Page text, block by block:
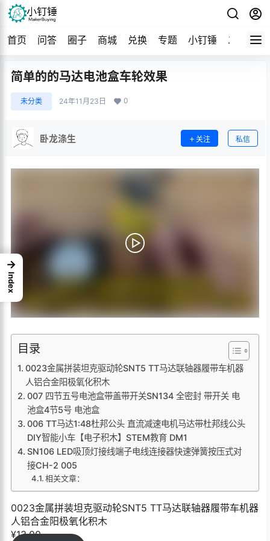
首页 问答 圈子 商城 兑换 专题 小钉锤 二手 导
简单的的马达电池盒车轮效果
未分类 24年11月23日 0
卧龙涤生 关注 私信
目录
0023金属拼装坦克驱动轮SNT5 TT马达联轴器履带车机器
人铝合金阳极氧化积木
007 四节五号电池盒带盖带开关SN134 全密封 带开关 电
池盒4节5号 电池盒
006 TT马达1:48杜邦公头 直流减速电机马达带杜邦线公头
DIY智能小车【电子积木】STEM教育 DM1
SN106 LED吸顶灯接线端子电线连接器快速弹簧按压式对
接CH-2 005
相关文章：
0023金属拼装坦克驱动轮SNT5 TT马达联轴器履带车机器
人铝合金阳极氧化积木
¥13.00
→
Index